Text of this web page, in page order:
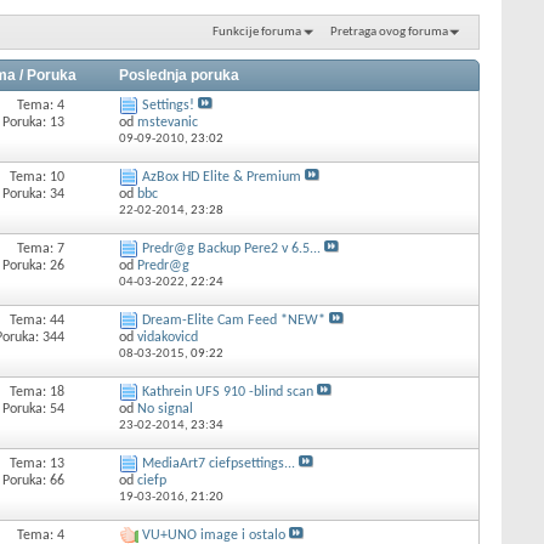
Funkcije foruma Pretraga ovog foruma
/ Poruka Poslednja poruka
Tema: 4
Poruka: 13
Settings!
od mstevanic
09-09-2010, 23:02
Tema: 10
Poruka: 34
AzBox HD Elite & Premium
od bbc
22-02-2014, 23:28
Tema: 7
Poruka: 26
Predr@g Backup Pere2 v 6.5...
od Predr@g
04-03-2022, 22:24
Tema: 44
344
Dream-Elite Cam Feed *NEW*
od vidakovicd
08-03-2015, 09:22
Tema: 18
Poruka: 54
Kathrein UFS 910 -blind scan
od No signal
23-02-2014, 23:34
Tema: 13
Poruka: 66
MediaArt7 ciefpsettings...
od ciefp
19-03-2016, 21:20
Tema: 4 VU+UNO image i ostalo